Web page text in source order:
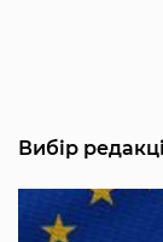
Вибір